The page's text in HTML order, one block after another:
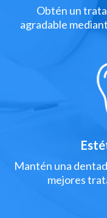
Obtén un
agradable
Mantén una
mejores